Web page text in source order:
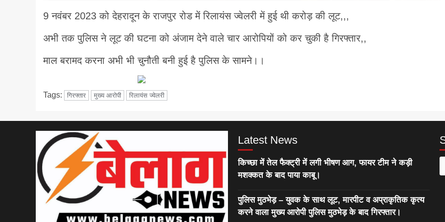
9 नवंबर 2023 को देहरादून के राजपुर रोड में रिलायंस ज्वेलरी में हुई थी करोड़ की लूट,,,
अभी तक पुलिस ने लूट की घटना को अंजाम देने वाले चार आरोपियों को कर चुकी है गिरफ्तार,,
माल बरामद करना अभी भी चुनौती बनी हुई है पुलिस के सामने।।
Tags: गिरफ्तार मुख्य आरोपी रिलायंस ज्वेलरी
Latest News
किच्छा में तेल फैक्ट्री में लगी भीषण आग, फायर टीम ने कड़ी
मशक्कत के बाद पाया काबू।
पुलिस मुठभेड़ – युवक के साथ लूट, मारपीट व अप्राकृतिक कृत्य
करने वाला मुख्य आरोपी पुलिस मुठभेड़ के बाद गिरफ्तार।